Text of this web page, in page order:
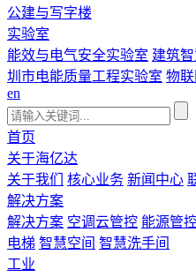
公建与写字楼
实验室
能效与电气安全实验室 建筑
圳市电能质量工程实验室 物
en
首页
关于海亿达
关于我们
核心业务 新闻中心
解决方案
解决方案 空调云管控 能源管
电梯 智慧空间 智慧洗手间
工业